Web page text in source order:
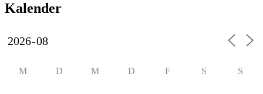
Kalender
M D M D F S S